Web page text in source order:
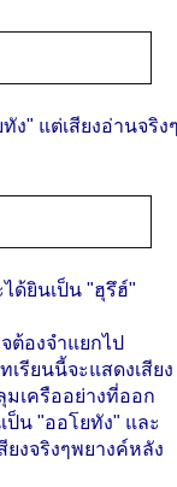
ง" แต่เสียงอ่านจริง
ด้ยินเป็น "ฮุรึฮ์"
ต้องจำแยกไป
เรียนนี้จะแสดงเสียง
เครืออย่างที่ออก
ป็น "ออโยทัง" และ
ยงจริงๆพยางค์หลัง